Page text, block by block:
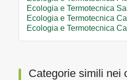
Ecologia e Termotecnica
Ecologia e Termotecnica
Ecologia e Termotecnica
Categorie simili nei